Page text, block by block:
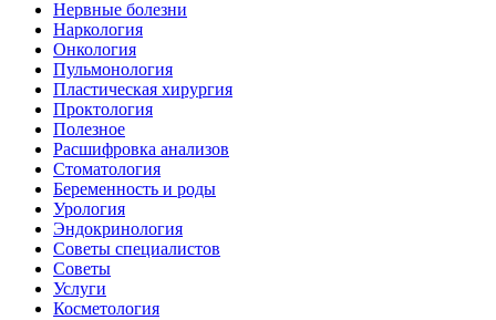
Нервные болезни
Наркология
Онкология
Пульмонология
Пластическая хирургия
Проктология
Полезное
Расшифровка анализов
Стоматология
Беременность и роды
Урология
Эндокринология
Советы специалистов
Советы
Услуги
Косметология